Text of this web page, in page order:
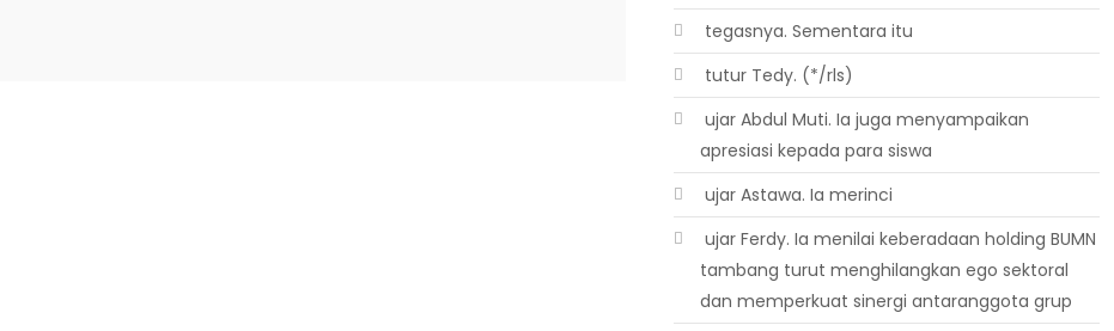
 tegasnya. Sementara itu
 tutur Tedy. (*/rls)
 ujar Abdul Muti. Ia juga menyampaikan
apresiasi kepada para siswa
 ujar Astawa. Ia merinci
 ujar Ferdy. Ia menilai keberadaan holding BUMN
tambang turut menghilangkan ego sektoral
dan memperkuat sinergi antaranggota grup